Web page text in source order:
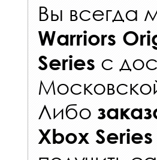
Вы всегда
Warriors
Series с
Либо
Xbox Series